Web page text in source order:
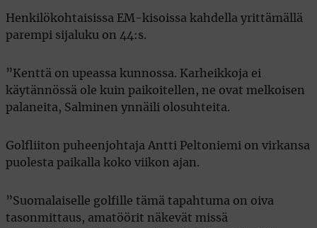
Henkilökohtaisissa EM-kisoissa kahdella yrittämällä
parempi sijaluku on 44:s.
”Kenttä on upeassa kunnossa. Karheikkoja ei
käytännössä ole kuin paikoitellen, ne ovat melkoisen
palaneita, Salminen ynnäili olosuhteita.
Golfliiton puheenjohtaja Antti Peltoniemi on virkansa
puolesta paikalla koko viikon ajan.
”Suomalaiselle golfille tämä tapahtuma on oiva
tasonmittaus, amatöörit näkevät missä